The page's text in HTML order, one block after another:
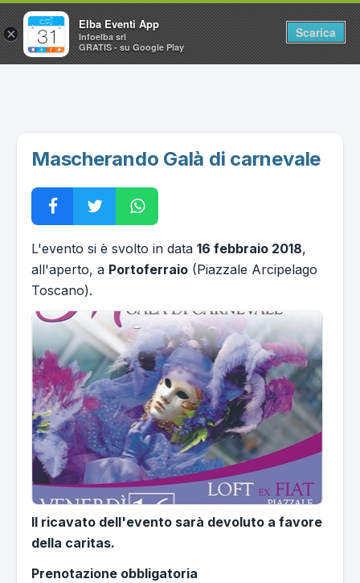
Home
Vacanze all'Isola d'Elba
Mascherando Galà di carnevale
L'evento si è svolto in data 16 febbraio 2018,
all'aperto, a Portoferraio (Piazzale Arcipelago
Toscano).
Il ricavato dell'evento sarà devoluto a favore
della caritas.
Prenotazione obbligatoria
×
Elba Eventi App
Infoelba srl
GRATIS - su Google Play
Scarica